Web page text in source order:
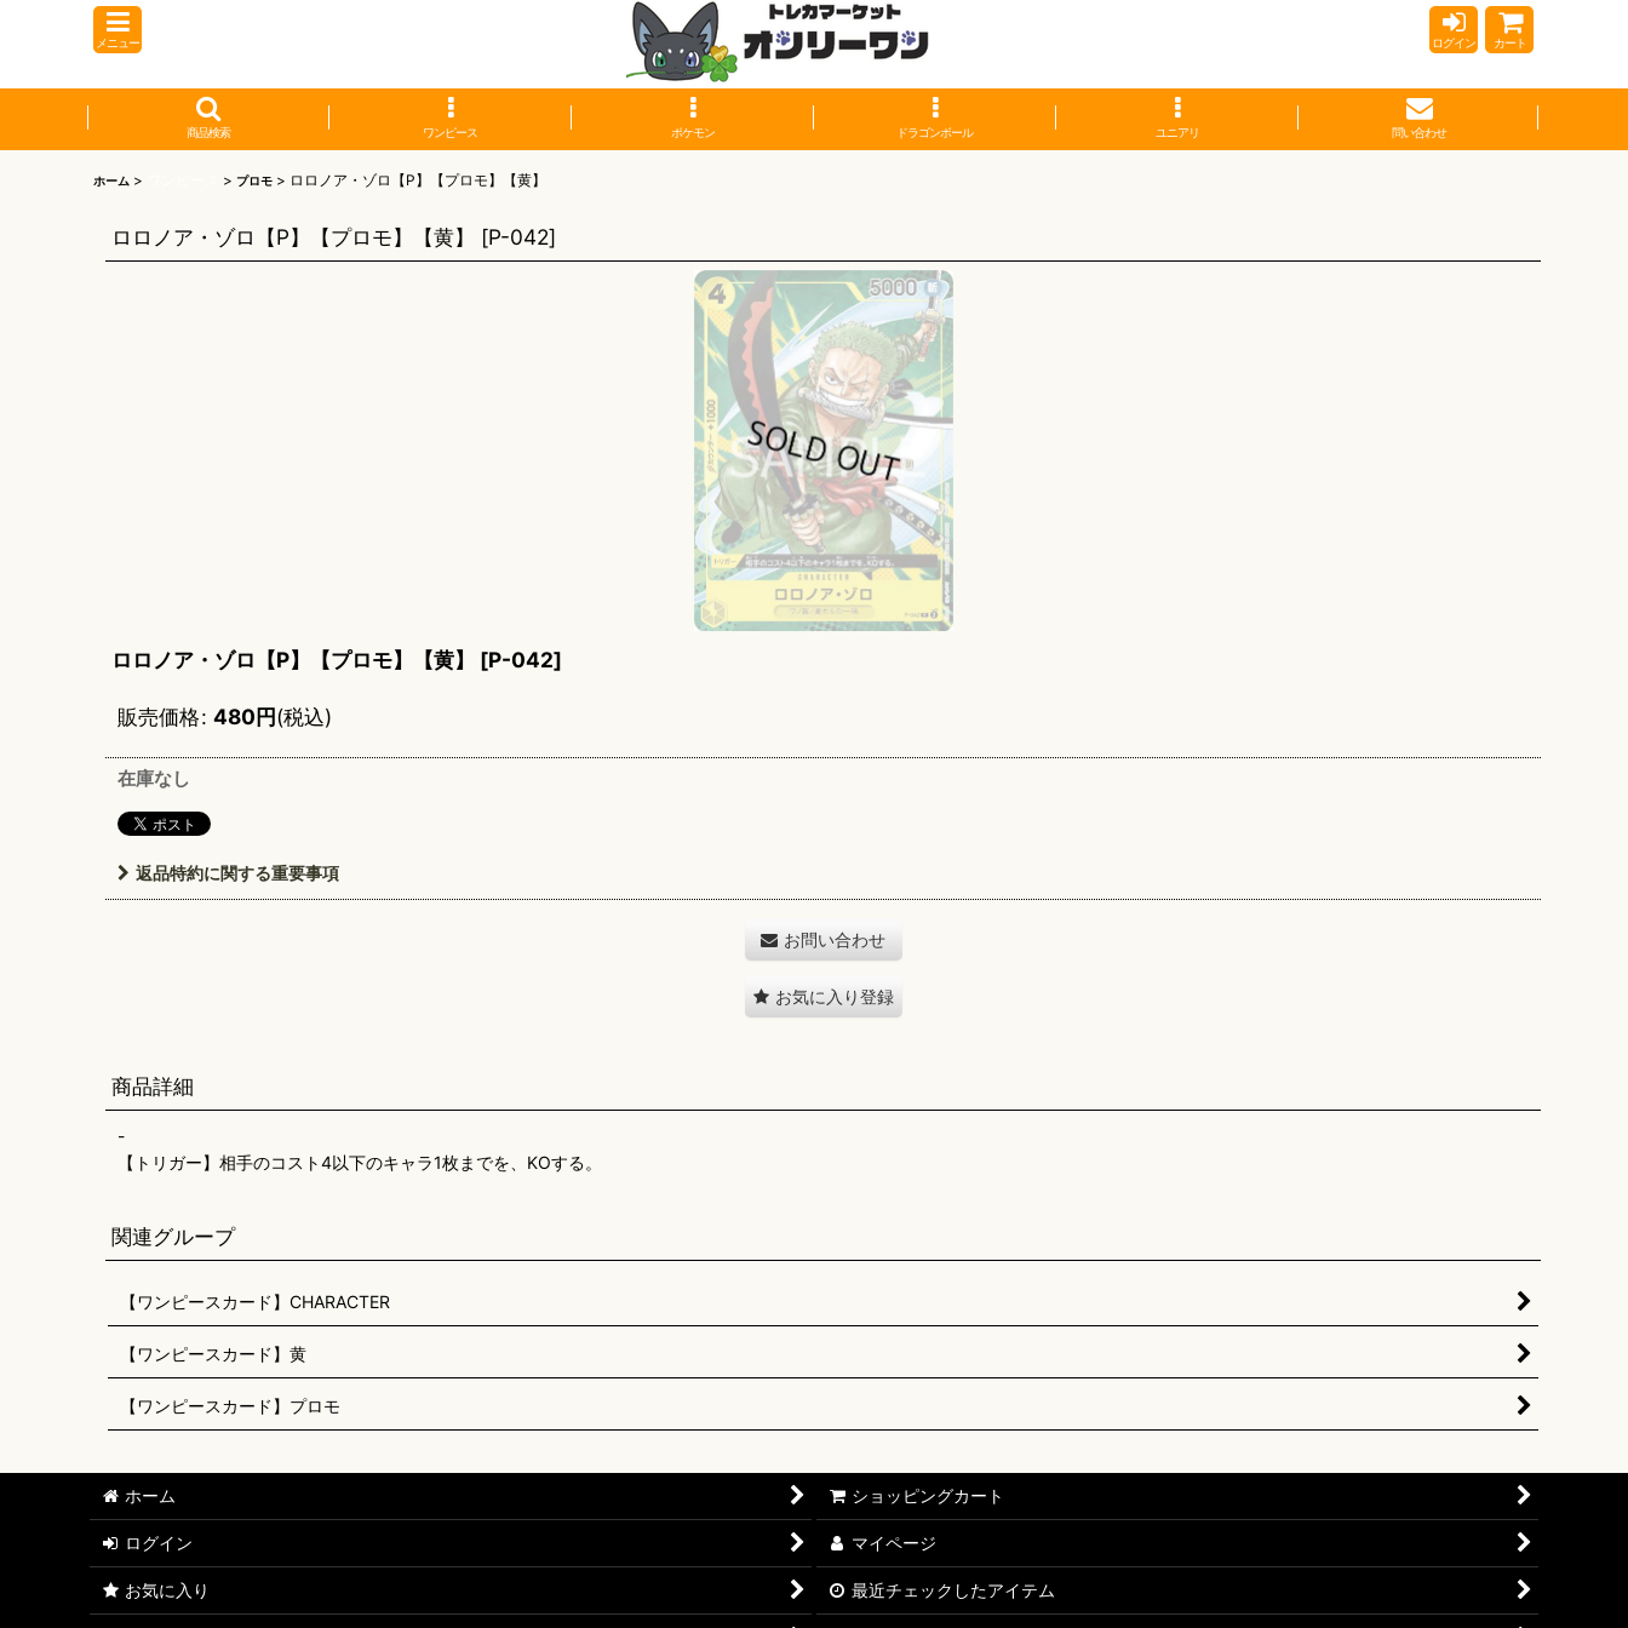
メニュー ログイン カート
商品検索 ワンピース ポケモン ドラゴンボール ユニアリ 問い合わせ
ホーム > > プロモ > ロロノア・ゾロ【P】【プロモ】【黄】
ロロノア・ゾロ【P】【プロモ】【黄】 [P-042]
ロロノア・ゾロ【P】【プロモ】【黄】 [P-042]
販売価格: 480円(税込)
在庫なし
返品特約に関する重要事項
お問い合わせ
お気に入り登録
商品詳細
-
【トリガー】相手のコスト4以下のキャラ1枚までを、KOする。
関連グループ
【ワンピースカード】CHARACTER
【ワンピースカード】黄
【ワンピースカード】プロモ
ホーム ショッピングカート
ログイン マイページ
お気に入り 最近チェックしたアイテム